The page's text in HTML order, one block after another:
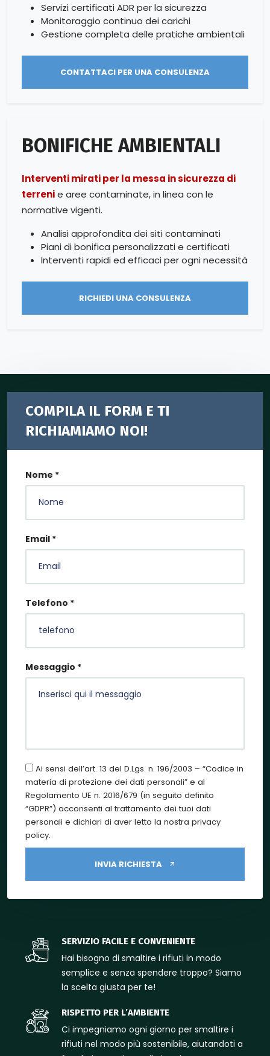
Servizi certificati ADR per la sicurezza
Monitoraggio continuo dei carichi
Gestione completa delle pratiche ambientali
CONTATTACI PER UNA CONSULENZA
BONIFICHE AMBIENTALI
Interventi mirati per la messa in sicurezza di
terrenie aree contaminate, in linea con le
normative vigenti.
Analisi approfondita dei siti contaminati
Piani di bonifica personalizzati e certificati
Interventi rapidi ed efficaci per ogni necessità
RICHIEDI UNA CONSULENZA
COMPILA IL FORM E TI
RICHIAMIAMO NOI!
Nome *
Email *
Telefono *
Messaggio *
Ai sensi dell’art. 13 del D.Lgs. n. 196/2003 – “Codice in
materia di protezione dei dati personali” e al
Regolamento UE n. 2016/679 (in seguito definito
“GDPR”) acconsenti al trattamento dei tuoi dati
personali e dichiari di aver letto la nostra privacy
policy.
INVIA RICHIESTA
SERVIZIO FACILE E CONVENIENTE
Hai bisogno di smaltire i rifiuti in modo
semplice e senza spendere troppo? Siamo
la scelta giusta per te!
RISPETTO PER L’AMBIENTE
Ci impegniamo ogni giorno per smaltire i
rifiuti nel modo più sostenibile, aiutandoti a